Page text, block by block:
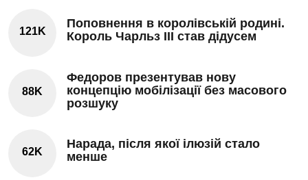
121K
Поповнення в королівській родині.
Король Чарльз III став дідусем
88K
Федоров презентував нову
концепцію мобілізації без масового
розшуку
62K
Нарада, після якої ілюзій стало
менше